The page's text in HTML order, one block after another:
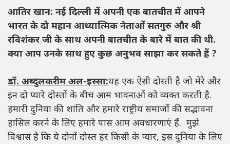
आतिर खान: नई दिल्ली में अपनी एक बातचीत में आपने
भारत के दो महान आध्यात्मिक नेताओं सतगुरु और श्री
रविशंकर जी के साथ अपनी बातचीत के बारे में बात की थी.
क्या आप उनके साथ हुए कुछ अनुभव साझा कर सकते हैं ?
डॉ. अब्दुलकरीम अल-इस्सा:यह एक ऐसी दोस्ती है जो मेरे और
इन दो प्यारे दोस्तों के बीच आम भावनाओं को व्यक्त करती है.
हमारी दुनिया की शांति और हमारे राष्ट्रीय समाजों की सद्भावना
हासिल करने के लिए हमारे पास आम अवधारणाएं हैं. मुझे
विश्वास है कि ये दोनों दोस्त हर किसी के प्यार, इस दुनिया के लिए